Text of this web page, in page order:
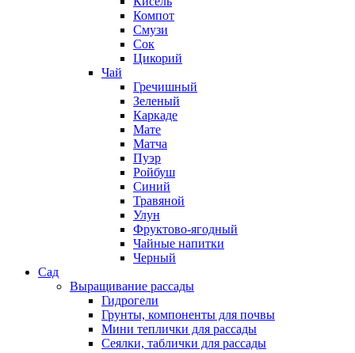
Компот
Смузи
Сок
Цикорий
Чай
Гречишный
Зеленый
Каркаде
Мате
Матча
Пуэр
Ройбуш
Синий
Травяной
Улун
Фруктово-ягодный
Чайные напитки
Черный
Сад
Выращивание рассады
Гидрогели
Грунты, компоненты для почвы
Мини теплички для рассады
Сеялки, таблички для рассады